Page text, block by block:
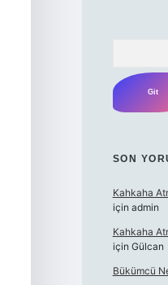
SON
Kahkaha
için admin
Kahkaha
için Gülcan
Bükümcü